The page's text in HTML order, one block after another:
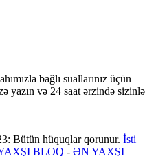
bağlı suallarınız üçün
yazın və 24 saat ərzində sizinlə
Bütün hüquqlar qorunur. İsti
BLOQ - ƏN YAXŞI